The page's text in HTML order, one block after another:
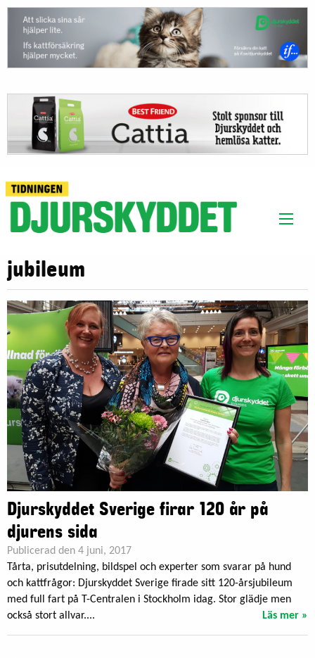
jubileum
Djurskyddet Sverige firar 120 år på
djurens sida
Publicerad den 4 juni, 2017
Tårta, prisutdelning, bildspel och experter som svarar på hund
och kattfrågor: Djurskyddet Sverige firade sitt 120-årsjubileum
med full fart på T-Centralen i Stockholm idag. Stor glädje men
också stort allvar....
Läs mer »